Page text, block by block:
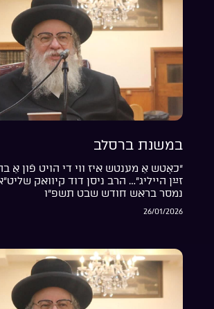
במשנת ברסלב
“כאָטש אַ מענטש איז ווי די הויט פֿון אַ
זײַן הייליג”… הרב ניסן דוד קיוואק
נמסר בראש חודש שבט תשפ”ו
26/01/2026